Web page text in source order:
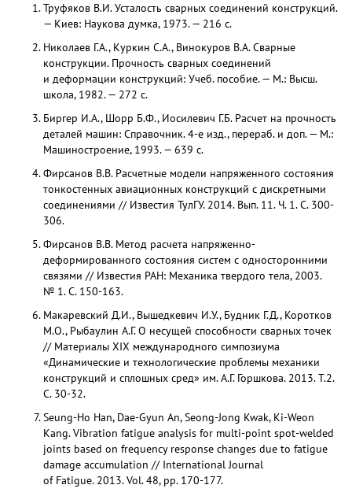
Труфяков В.И. Усталость сварных соединений конструкций.
— Киев: Наукова думка, 1973. — 216 с.
Николаев Г.А., Куркин С.А., Винокуров В.А. Сварные
конструкции. Прочность сварных соединений
и деформации конструкций: Учеб. пособие. — М.: Высш.
школа, 1982. — 272 с.
Биргер И.А., Шорр Б.Ф., Иосилевич Г.Б. Расчет на прочность
деталей машин: Справочник. 4-е изд., перераб. и доп. — М.:
Машиностроение, 1993. — 639 с.
Фирсанов В.В. Расчетные модели напряженного состояния
тонкостенных авиационных конструкций с дискретными
соединениями // Известия ТулГУ. 2014. Вып. 11. Ч. 1. С. 300-
306.
Фирсанов В.В. Метод расчета напряженно-
деформированного состояния систем с односторонними
связями // Известия РАН: Механика твердого тела, 2003.
№ 1. С. 150-163.
Макаревский Д.И., Вышедкевич И.У., Будник Г.Д., Коротков
М.О., Рыбаулин А.Г. О несущей способности сварных точек
// Материалы XIX международного симпозиума
«Динамические и технологические проблемы механики
конструкций и сплошных сред» им. А.Г. Горшкова. 2013. Т.2.
С. 30-32.
Seung-Ho Han, Dae-Gyun An, Seong-Jong Kwak, Ki-Weon
Kang. Vibration fatigue analysis for multi-point spot-welded
joints based on frequency response changes due to fatigue
damage accumulation // International Journal
of Fatigue. 2013. Vol. 48, рр. 170-177.